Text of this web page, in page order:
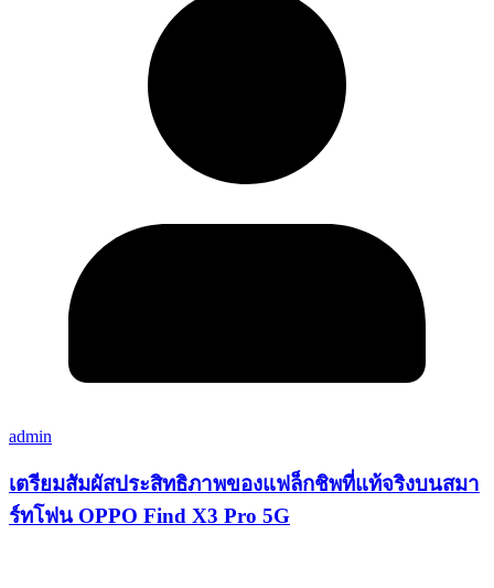
admin
เตรียมสัมผัสประสิทธิภาพของแฟล็กชิพที่แท้จริงบนสมา
ร์ทโฟน OPPO Find X3 Pro 5G